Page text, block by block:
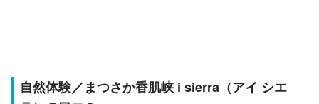
自然体験／まつさか香肌峡 i sierra（アイ シエ